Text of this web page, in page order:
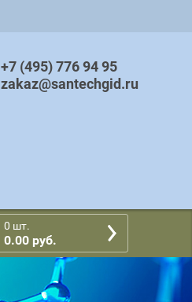
+7 (495) 776 94 95
zakaz@santechgid.ru
0 шт.
0.00 руб.